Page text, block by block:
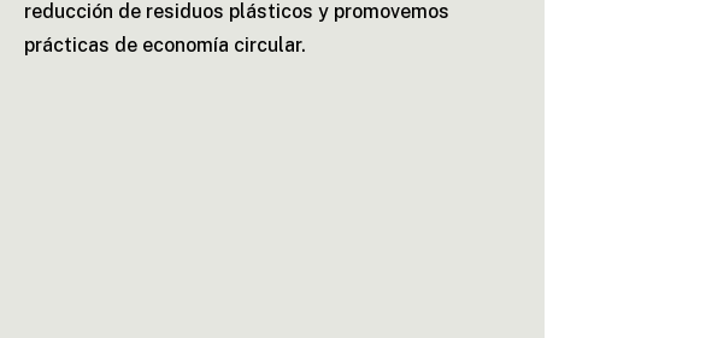
reducción de residuos plásticos y promovemos
prácticas de economía circular.